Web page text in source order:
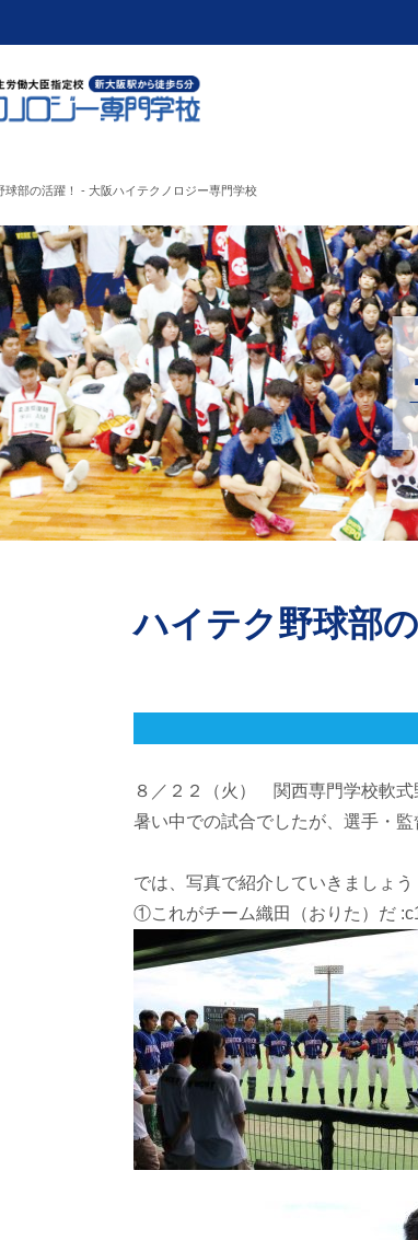
球部の活躍！ - 大阪ハイテクノロジー専門学校
ハイテク野球部の
８／２２（火） 関西専門学校軟式
暑い中での試合でしたが、選手・
では、写真で紹介していきましょう
①これがチーム織田（おりた）だ